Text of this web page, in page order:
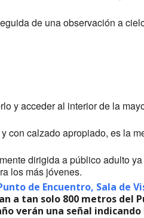
de una observación a
y acceder al interior de la
calzado apropiado, es la
dirigida a público adulto
los más jóvenes.
de Encuentro, Sala de
a tan solo 800 metros del
verán una señal